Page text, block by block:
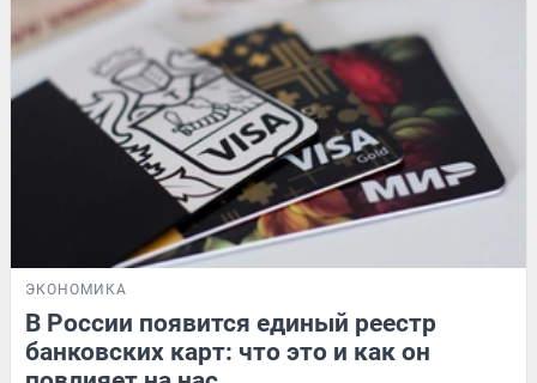
ЭКОНОМИКА
В России появится единый реестр
банковских карт: что это и как он